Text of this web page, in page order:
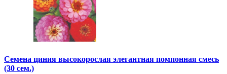
Семена циния высокорослая элегантная помпонная смесь
(30 сем.)